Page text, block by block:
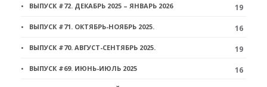
ВЫПУСК #72. ДЕКАБРЬ 2025 – ЯНВАРЬ 2026 19
ВЫПУСК #71. ОКТЯБРЬ-НОЯБРЬ 2025. 16
ВЫПУСК #70. АВГУСТ-СЕНТЯБРЬ 2025. 19
ВЫПУСК #69. ИЮНЬ-ИЮЛЬ 2025 16